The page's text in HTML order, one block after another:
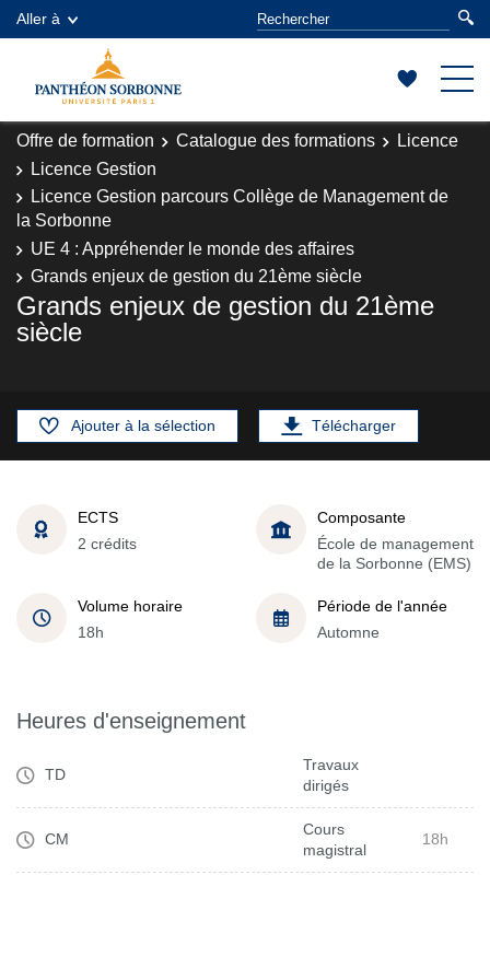
Aller à
Offre de formation Catalogue des formations
Licence
Licence Gestion
Licence Gestion parcours Collège de Management de
la Sorbonne
UE 4 : Appréhender le monde des affaires
Grands enjeux de gestion du 21ème siècle
Grands enjeux de gestion du 21ème
siècle
Ajouter à la sélection Télécharger
ECTS
2 crédits
Composante
École de management
de la Sorbonne (EMS)
Volume horaire
18h
Période de l'année
Automne
Heures d'enseignement
TD
Travaux
dirigés
CM
Cours
magistral
18h